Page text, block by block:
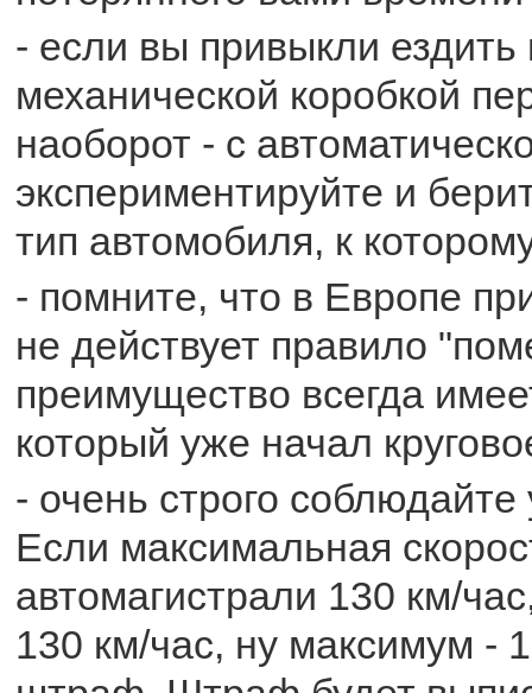
- если вы привыкли
механической коробкой
наоборот - с
экспериментируйте и
тип автомобиля, к
- помните, что в Европе
не действует правило
преимущество всегда
который уже начал
- очень строго соблюдайте
Если максимальная
автомагистрали 130 км/
130 км/час, ну максимум -